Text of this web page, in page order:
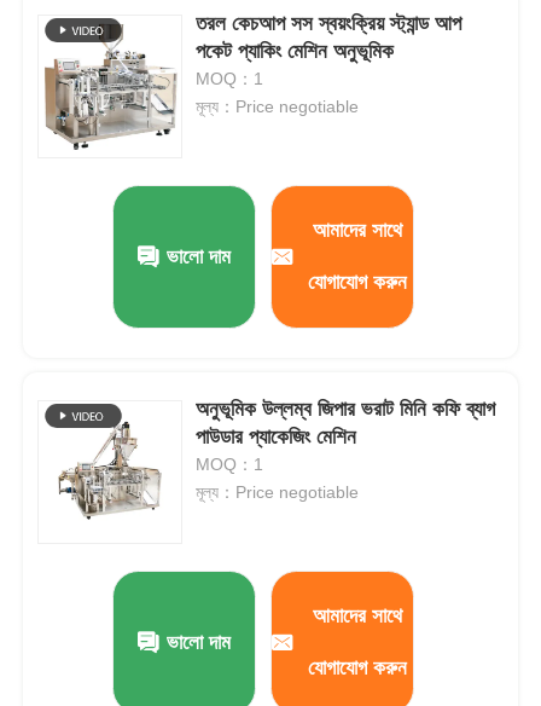
তরল কেচআপ সস স্বয়ংক্রিয় স্ট্যান্ড আপ
পকেট প্যাকিং মেশিন অনুভূমিক
MOQ：1
মূল্য：Price negotiable
ভালো দাম
আমাদের সাথে
যোগাযোগ করুন
অনুভূমিক উল্লম্ব জিপার ভরাট মিনি কফি ব্যাগ
পাউডার প্যাকেজিং মেশিন
MOQ：1
মূল্য：Price negotiable
ভালো দাম
আমাদের সাথে
যোগাযোগ করুন